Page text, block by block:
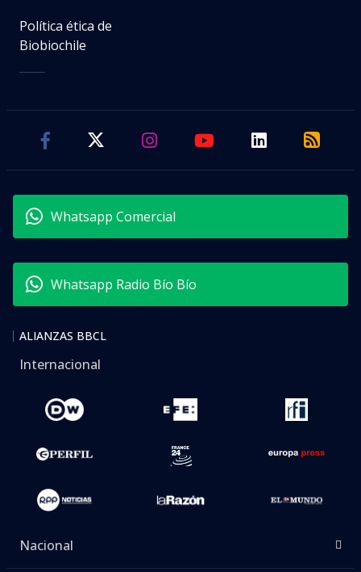
Política ética de
Biobiochile
Whatsapp Comercial
Whatsapp Radio Bío Bío
ALIANZAS BBCL
Internacional
Nacional